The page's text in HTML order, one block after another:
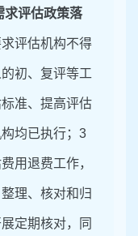
求评估政策落
评估机构不得
初、复评等工
准、提高评估
均已执行； 3
用退费工作，
理、核对和归
定期核对，同